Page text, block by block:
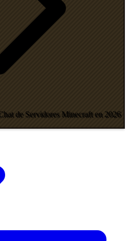
de Servidores Minecraft en 2026